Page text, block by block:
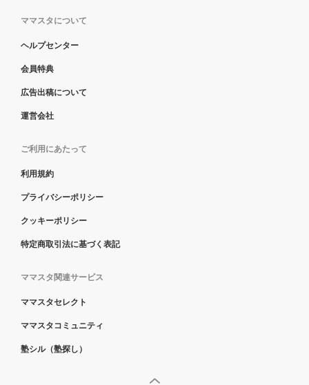
ママスタについて
ヘルプセンター
会員特典
広告出稿について
運営会社
ご利用にあたって
利用規約
プライバシーポリシー
クッキーポリシー
特定商取引法に基づく表記
ママスタ関連サービス
ママスタセレクト
ママスタコミュニティ
塾シル（塾探し）